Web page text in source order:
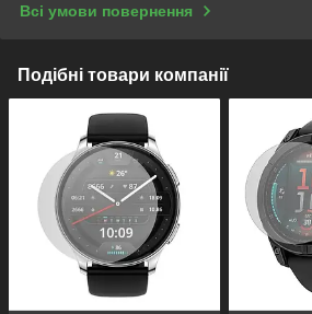
Всі умови повернення
Подібні товари компанії